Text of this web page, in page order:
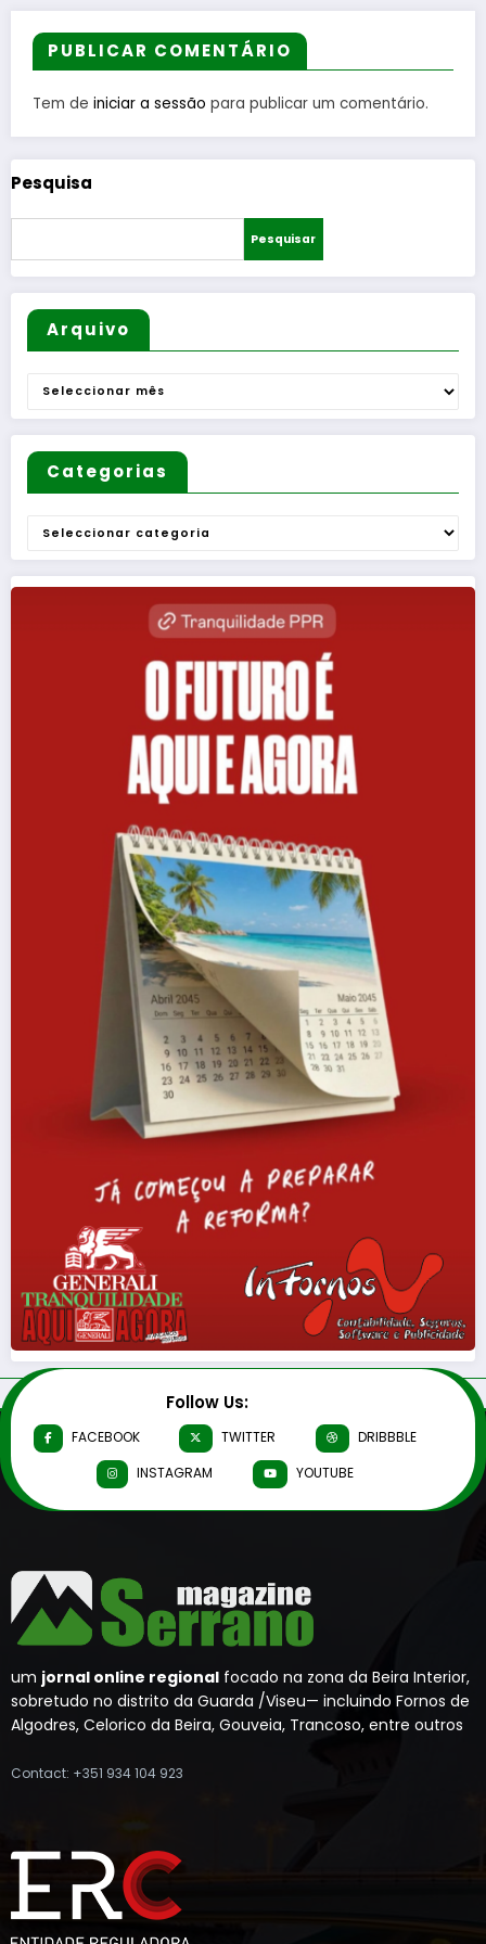
Flexível
para
aproxim
populaç
essencia
is
PUBLICAR COMENTÁRIO
Tem de iniciar a sessão para publicar um comentário.
Pesquisa
Pesquisar
Arquivo
Arquivo
Categorias
Categorias
Follow Us:
FACEBOOK TWITTER
DRIBBBLE
INSTAGRAM
YOUTUBE
um jornal online regional focado na zona da Beira Interior,
sobretudo no distrito da Guarda /Viseu— incluindo Fornos de
Algodres, Celorico da Beira, Gouveia, Trancoso, entre outros
Contact: +351 934 104 923